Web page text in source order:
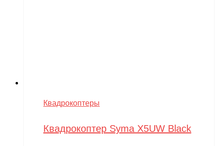
Квадрокоптеры
Квадрокоптер Syma X5UW Black